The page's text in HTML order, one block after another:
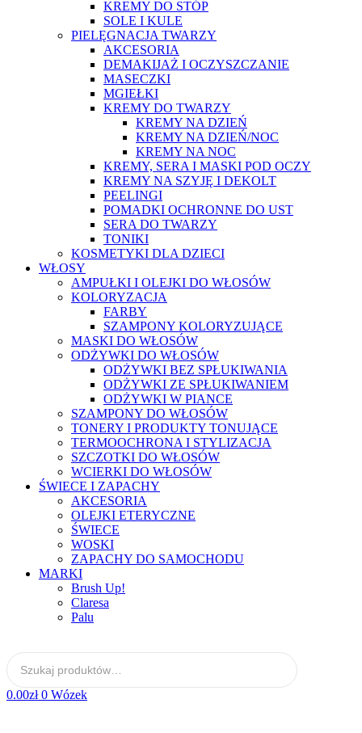
KREMY DO STÓP
SOLE I KULE
PIELĘGNACJA TWARZY
AKCESORIA
DEMAKIJAŻ I OCZYSZCZANIE
MASECZKI
MGIEŁKI
KREMY DO TWARZY
KREMY NA DZIEŃ
KREMY NA DZIEŃ/NOC
KREMY NA NOC
KREMY, SERA I MASKI POD OCZY
KREMY NA SZYJĘ I DEKOLT
PEELINGI
POMADKI OCHRONNE DO UST
SERA DO TWARZY
TONIKI
KOSMETYKI DLA DZIECI
WŁOSY
AMPUŁKI I OLEJKI DO WŁOSÓW
KOLORYZACJA
FARBY
SZAMPONY KOLORYZUJĄCE
MASKI DO WŁOSÓW
ODŻYWKI DO WŁOSÓW
ODŻYWKI BEZ SPŁUKIWANIA
ODŻYWKI ZE SPŁUKIWANIEM
ODŻYWKI W PIANCE
SZAMPONY DO WŁOSÓW
TONERY I PRODUKTY TONUJĄCE
TERMOOCHRONA I STYLIZACJA
SZCZOTKI DO WŁOSÓW
WCIERKI DO WŁOSÓW
ŚWIECE I ZAPACHY
AKCESORIA
OLEJKI ETERYCZNE
ŚWIECE
WOSKI
ZAPACHY DO SAMOCHODU
MARKI
Brush Up!
Claresa
Palu
0.00zł 0 Wózek